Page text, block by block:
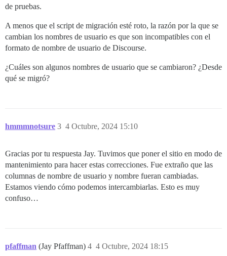
de pruebas.
A menos que el script de migración esté roto, la razón por la que se
cambian los nombres de usuario es que son incompatibles con el
formato de nombre de usuario de Discourse.
¿Cuáles son algunos nombres de usuario que se cambiaron? ¿Desde
qué se migró?
hmmmnotsure 4 Octubre, 2024 15:10
3
Gracias por tu respuesta Jay. Tuvimos que poner el sitio en modo de
mantenimiento para hacer estas correcciones. Fue extraño que las
columnas de nombre de usuario y nombre fueran cambiadas.
Estamos viendo cómo podemos intercambiarlas. Esto es muy
confuso…
pfaffman (Jay Pfaffman) 4 Octubre, 2024 18:15
4